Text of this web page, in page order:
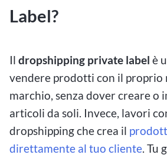
Label?
Il dropshipping private label è
vendere prodotti con il proprio
marchio, senza dover creare o
articoli da soli. Invece, lavori
dropshipping che crea il
direttamente al tuo cliente. Tu